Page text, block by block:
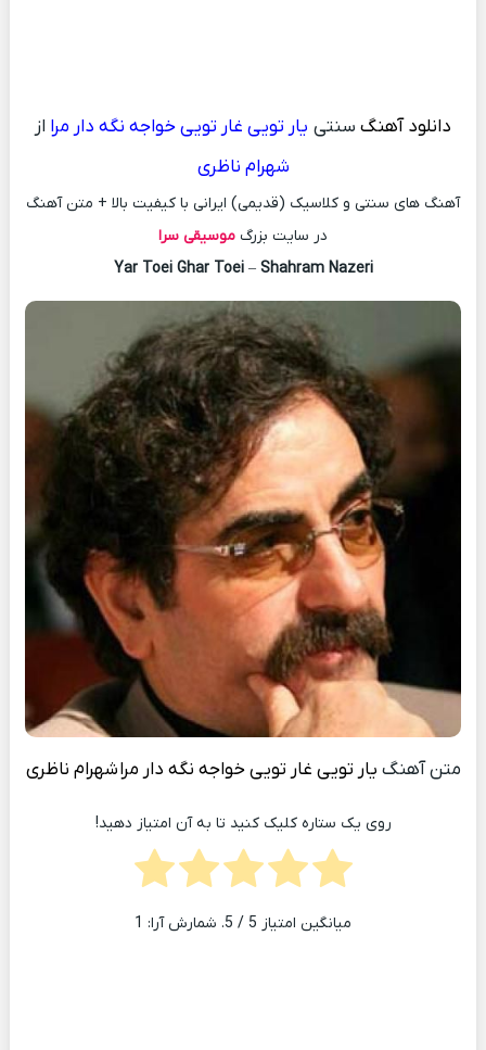
دانلود آهنگ سنتی یار تویی غار تویی خواجه نگه دار مرا از
شهرام ناظری
آهنگ های سنتی و کلاسیک (قدیمی) ایرانی با کیفیت بالا + متن آهنگ
در سایت بزرگ موسیقی سرا
Yar Toei Ghar Toei– Shahram Nazeri
متن آهنگ یار تویی غار تویی خواجه نگه دار مراشهرام ناظری
روی یک ستاره کلیک کنید تا به آن امتیاز دهید!
میانگین امتیاز 5 / 5. شمارش آرا: 1